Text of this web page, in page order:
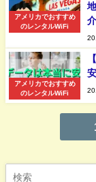
アメリカでおすすめ
のレンタルWiFi
アメリカでおすすめ
のレンタルWiFi